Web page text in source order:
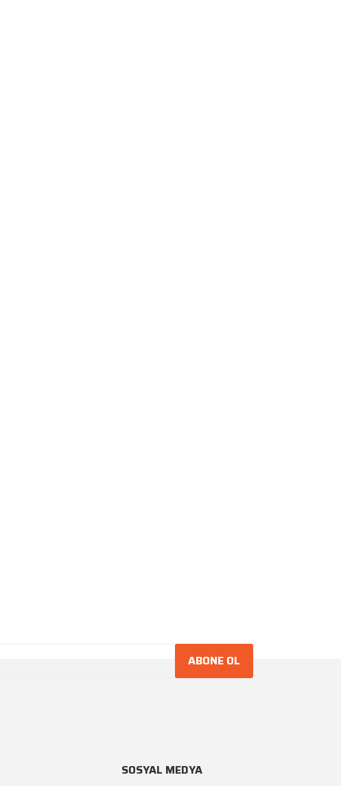
ABONE OL
SOSYAL MEDYA